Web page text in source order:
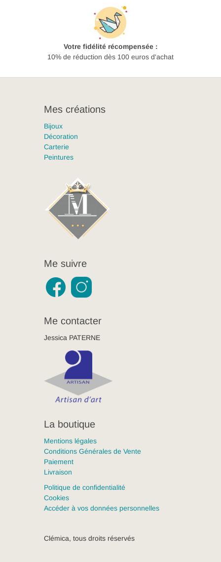
Votre fidélité récompensée :
10% de réduction dès 100 euros d'achat
Mes créations
Bijoux
Décoration
Carterie
Peintures
Me suivre
Me contacter
Jessica PATERNE
La boutique
Mentions légales
Conditions Générales de Vente
Paiement
Livraison
Politique de confidentialité
Cookies
Accéder à vos données personnelles
Clémica, tous droits réservés